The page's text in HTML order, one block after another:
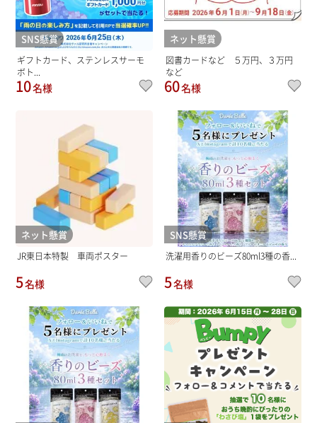
SNS懸賞
ギフトカード、ステンレスサーモ
ボト...
10名様
ネット懸賞
図書カードなど ５万円、３万円
など
60名様
ネット懸賞
JR東日本特製 車両ポスター
5名様
SNS懸賞
洗濯用香りのビーズ80ml3種の香...
5名様